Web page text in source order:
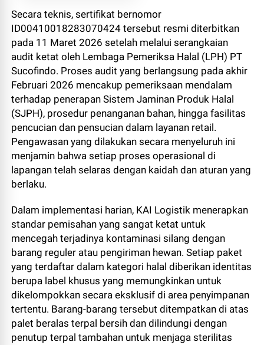
Secara teknis, sertifikat bernomor
ID00410018283070424 tersebut resmi diterbitkan
pada 11 Maret 2026 setelah melalui serangkaian
audit ketat oleh Lembaga Pemeriksa Halal (LPH) PT
Sucofindo. Proses audit yang berlangsung pada akhir
Februari 2026 mencakup pemeriksaan mendalam
terhadap penerapan Sistem Jaminan Produk Halal
(SJPH), prosedur penanganan bahan, hingga fasilitas
pencucian dan pensucian dalam layanan retail.
Pengawasan yang dilakukan secara menyeluruh ini
menjamin bahwa setiap proses operasional di
lapangan telah selaras dengan kaidah dan aturan yang
berlaku.
Dalam implementasi harian, KAI Logistik menerapkan
standar pemisahan yang sangat ketat untuk
mencegah terjadinya kontaminasi silang dengan
barang reguler atau pengiriman hewan. Setiap paket
yang terdaftar dalam kategori halal diberikan identitas
berupa label khusus yang memungkinkan untuk
dikelompokkan secara eksklusif di area penyimpanan
tertentu. Barang-barang tersebut ditempatkan di atas
palet beralas terpal bersih dan dilindungi dengan
penutup terpal tambahan untuk menjaga sterilitas